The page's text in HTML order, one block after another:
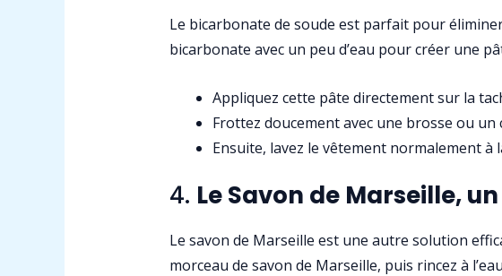
Le bicarbonate de soude est parfait pour
bicarbonate avec un peu d’eau pour créer une
Appliquez cette pâte directement sur la
Frottez doucement avec une brosse ou
Ensuite, lavez le vêtement normalement à
4. Le Savon de Marseille,
Le savon de Marseille est une autre solution
morceau de savon de Marseille, puis rincez à